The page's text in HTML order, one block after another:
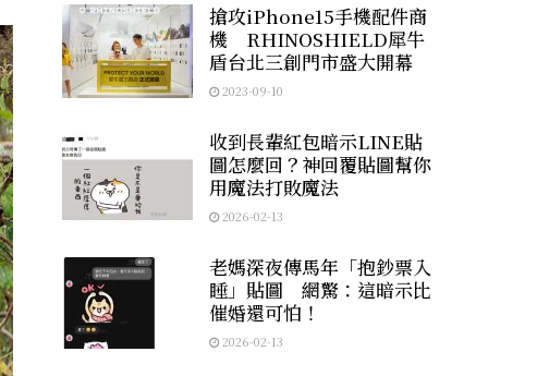
搶攻iPhone15手機配件商
機 RHINOSHIELD犀牛
盾台北三創門市盛大開幕
2023-09-10
收到長輩紅包暗示LINE貼
圖怎麼回？神回覆貼圖幫你
用魔法打敗魔法
2026-02-13
老媽深夜傳馬年「抱鈔票入
睡」貼圖 網驚：這暗示比
催婚還可怕！
2026-02-13